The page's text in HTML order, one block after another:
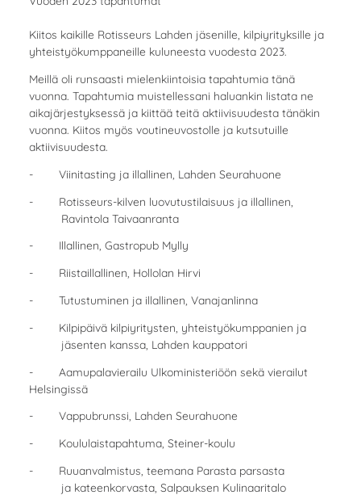
Kiitos kaikille Rotisseurs Lahden jäsenille, kilpiyrityksille ja
yhteistyökumppaneille kuluneesta vuodesta 2023.
Meillä oli runsaasti mielenkiintoisia tapahtumia tänä
vuonna. Tapahtumia muistellessani haluankin listata ne
aikajärjestyksessä ja kiittää teitä aktiivisuudesta tänäkin
vuonna. Kiitos myös voutineuvostolle ja kutsutuille
aktiivisuudesta.
- Viinitasting ja illallinen, Lahden Seurahuone
- Rotisseurs-kilven luovutustilaisuus ja illallinen,
Ravintola Taivaanranta
- Illallinen, Gastropub Mylly
- Riistaillallinen, Hollolan Hirvi
- Tutustuminen ja illallinen, Vanajanlinna
- Kilpipäivä kilpiyritysten, yhteistyökumppanien ja
jäsenten kanssa, Lahden kauppatori
- Aamupalavierailu Ulkoministeriöön sekä vierailut
Helsingissä
- Vappubrunssi, Lahden Seurahuone
- Koululaistapahtuma, Steiner-koulu
- Ruuanvalmistus, teemana Parasta parsasta
ja kateenkorvasta, Salpauksen Kulinaaritalo